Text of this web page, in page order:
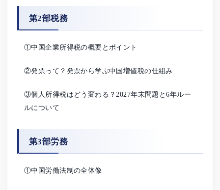
第2部税務
①中国企業所得税の概要とポイント
②発票って？発票から学ぶ中国増値税の仕組み
③個人所得税はどう変わる？2027年末問題と6年ルー
ルについて
第3部労務
①中国労働法制の全体像